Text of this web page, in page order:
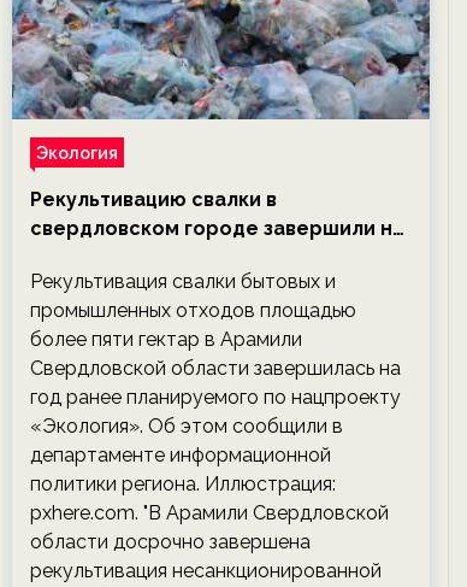
Экология
Рекультивацию свалки в
свердловском городе завершили на
новости экологии на ECOportal
Рекультивация свалки бытовых и
промышленных отходов площадью
более пяти гектар в Арамили
Свердловской области завершилась на
год ранее планируемого по нацпроекту
«Экология». Об этом сообщили в
департаменте информационной
политики региона. Иллюстрация:
pxhere.com. "В Арамили Свердловской
области досрочно завершена
рекультивация несанкционированной